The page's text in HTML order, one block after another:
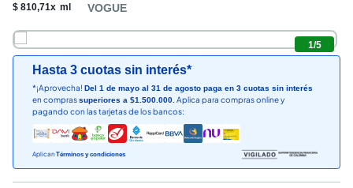
$ 810,71x ml VOGUE
1/5
Hasta 3 cuotas sin interés*
*¡Aprovecha! Del 1 de mayo al 31 de agosto paga en 3 cuotas sin interés
en comprassuperiores a $1.500.000. Aplica para compras online y
pagando con las tarjetas de los bancos:
Aplican Términos y condiciones